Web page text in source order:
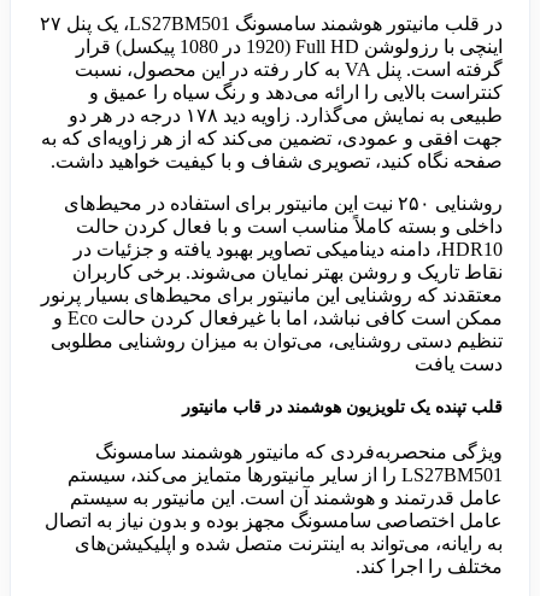
در قلب مانیتور هوشمند سامسونگ LS27BM501، یک پنل ۲۷
اینچی با رزولوشن Full HD (1920 در 1080 پیکسل) قرار
گرفته است. پنل VA به کار رفته در این محصول، نسبت
کنتراست بالایی را ارائه می‌دهد و رنگ سیاه را عمیق و
طبیعی به نمایش می‌گذارد. زاویه دید ۱۷۸ درجه در هر دو
جهت افقی و عمودی، تضمین می‌کند که از هر زاویه‌ای که به
صفحه نگاه کنید، تصویری شفاف و با کیفیت خواهید داشت.
روشنایی ۲۵۰ نیت این مانیتور برای استفاده در محیط‌های
داخلی و بسته کاملاً مناسب است و با فعال کردن حالت
HDR10، دامنه دینامیکی تصاویر بهبود یافته و جزئیات در
نقاط تاریک و روشن بهتر نمایان می‌شوند. برخی کاربران
معتقدند که روشنایی این مانیتور برای محیط‌های بسیار پرنور
ممکن است کافی نباشد، اما با غیرفعال کردن حالت Eco و
تنظیم دستی روشنایی، می‌توان به میزان روشنایی مطلوبی
دست یافت
قلب تپنده یک تلویزیون هوشمند در قاب مانیتور
ویژگی منحصربه‌فردی که مانیتور هوشمند سامسونگ
LS27BM501 را از سایر مانیتورها متمایز می‌کند، سیستم
عامل قدرتمند و هوشمند آن است. این مانیتور به سیستم
عامل اختصاصی سامسونگ مجهز بوده و بدون نیاز به اتصال
به رایانه، می‌تواند به اینترنت متصل شده و اپلیکیشن‌های
مختلف را اجرا کند.